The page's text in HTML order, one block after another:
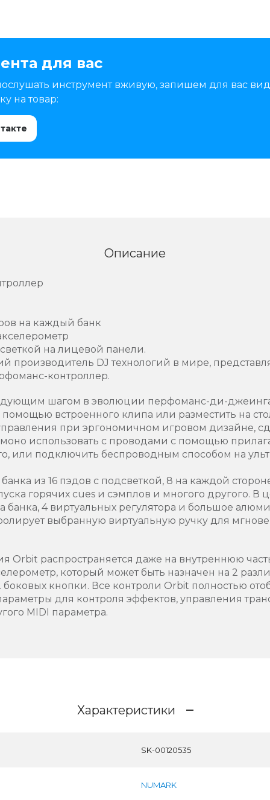
для вас
инструмент вживую, запишем для вас
на товар:
Описание
на каждый банк
на лицевой панели.
производитель DJ технологий в мире,
контроллер.
шагом в эволюции перфоманс-ди-
помощью встроенного клипа или разместить на
при эргономичном игровом дизайне,
использовать с проводами с помощью
или подключить беспроводным способом на
из 16 пэдов с подсветкой, 8 на каждой
горячих cues и сэмплов и многого другого. В
банка, 4 виртуальных регулятора и большое
выбранную виртуальную ручку для
Orbit распространяется даже на внутреннюю
который может быть назначен на 2
боковых кнопки. Все контроли Orbit полностью
для контроля эффектов, управления
MIDI параметра.
Характеристики
SK-00120535
NUMARK